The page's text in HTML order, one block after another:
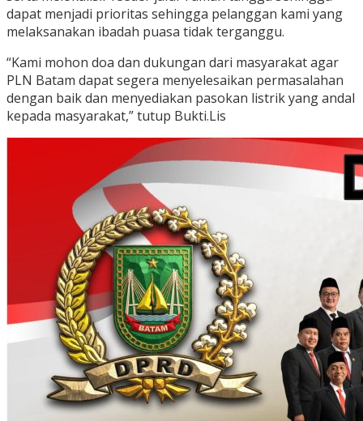
dapat menjadi prioritas sehingga pelanggan kami yang
melaksanakan ibadah puasa tidak terganggu.
“Kami mohon doa dan dukungan dari masyarakat agar
PLN Batam dapat segera menyelesaikan permasalahan
dengan baik dan menyediakan pasokan listrik yang andal
kepada masyarakat,” tutup Bukti.Lis